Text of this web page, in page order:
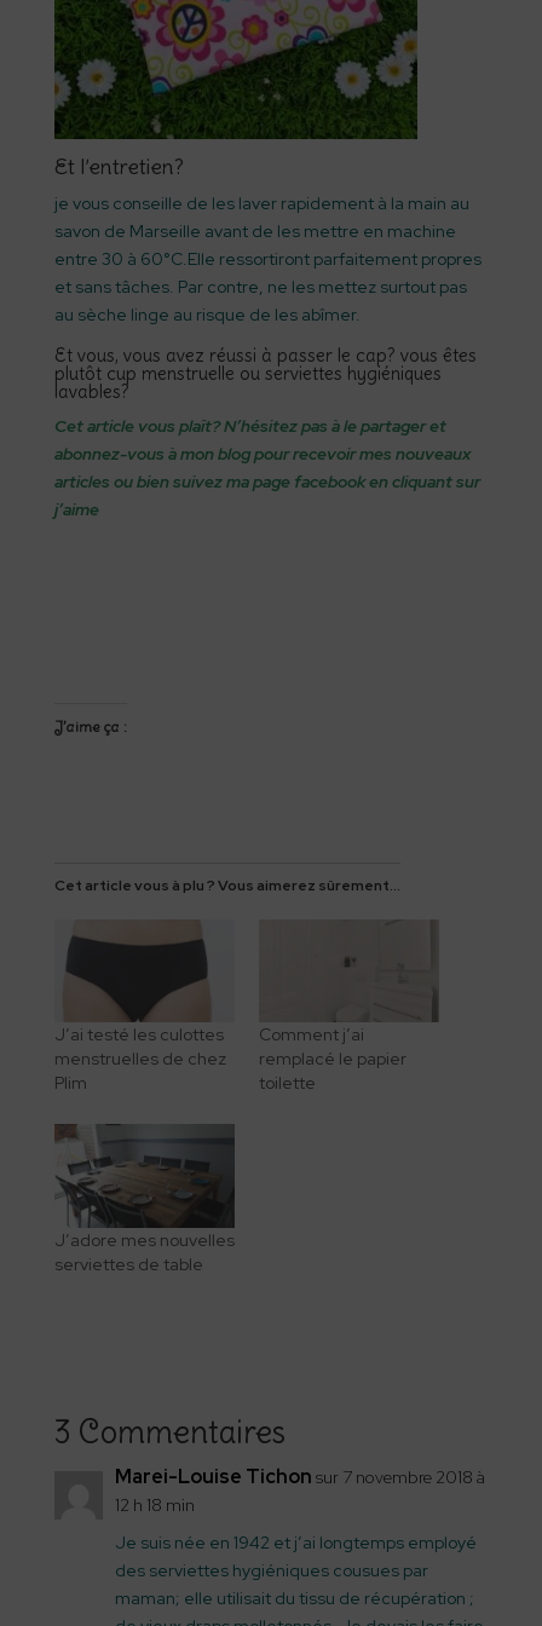
Et l’entretien?
je vous conseille de les laver rapidement à la main au
savon de Marseille avant de les mettre en machine
entre 30 à 60°C.Elle ressortiront parfaitement propres
et sans tâches. Par contre, ne les mettez surtout pas
au sèche linge au risque de les abîmer.
Et vous, vous avez réussi à passer le cap? vous êtes
plutôt cup menstruelle ou serviettes hygiéniques
lavables?
Cet article vous plaît? N’hésitez pas à le partager et
abonnez-vous à mon blog pour recevoir mes nouveaux
articles ou bien suivezma page facebooken cliquant sur
j’aime
J’aime ça :
Cet article vous à plu ? Vous aimerez sûrement...
J’ai testé les culottes
menstruelles de chez
Plim
Comment j’ai
remplacé le papier
toilette
J’adore mes nouvelles
serviettes de table
3 Commentaires
Marei-Louise Tichon sur 7 novembre 2018 à
12 h 18 min
Je suis née en 1942 et j’ai longtemps employé
des serviettes hygiéniques cousues par
maman; elle utilisait du tissu de récupération ;